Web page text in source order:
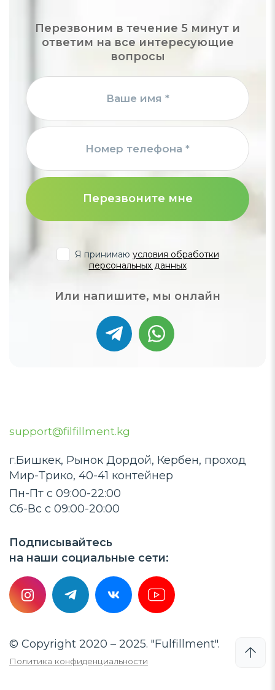
Перезвоним в течение 5 минут и
ответим на все интересующие
вопросы
Перезвоните мне
Я принимаю условия обработки
персональных данных
Или напишите, мы онлайн
support@filfillment.kg
г.Бишкек, Рынок Дордой, Кербен, проход
Мир-Трико, 40-41 контейнер
Пн-Пт с 09:00-22:00
Сб-Вс с 09:00-20:00
Подписывайтесь
на наши социальные сети:
© Copyright 2020 – 2025. "Fulfillment".
Политика конфиденциальности